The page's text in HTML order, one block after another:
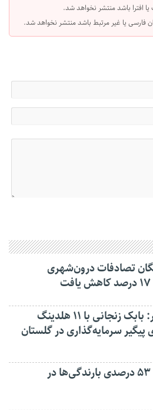
افترا باشد منتشر نخواهد شد.
فارسی یا غیر مرتبط باشد منتشر نخواهد شد.
تصادفات درون‌شهری
استاندار: بابک زنجانی با ۱۱ هلدینگ
پیگیر سرمایه‌گذاری در گلستان
افزایش ۵۳ درصدی بارندگی‌ها در